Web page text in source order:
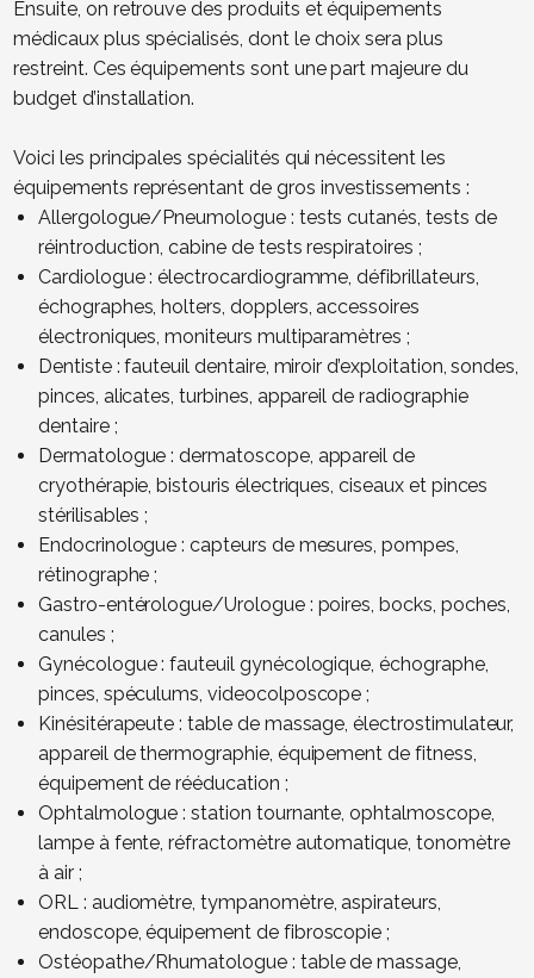
Ensuite, on retrouve des produits et équipements
médicaux plus spécialisés, dont le choix sera plus
restreint. Ces équipements sont une part majeure du
budget d’installation.
Voici les principales spécialités qui nécessitent les
équipements représentant de gros investissements :
Allergologue/Pneumologue : tests cutanés, tests de
réintroduction, cabine de tests respiratoires ;
Cardiologue : électrocardiogramme, défibrillateurs,
échographes, holters, dopplers, accessoires
électroniques, moniteurs multiparamètres ;
Dentiste : fauteuil dentaire, miroir d’exploitation, sondes,
pinces, alicates, turbines, appareil de radiographie
dentaire ;
Dermatologue : dermatoscope, appareil de
cryothérapie, bistouris électriques, ciseaux et pinces
stérilisables ;
Endocrinologue : capteurs de mesures, pompes,
rétinographe ;
Gastro-entérologue/Urologue : poires, bocks, poches,
canules ;
Gynécologue : fauteuil gynécologique, échographe,
pinces, spéculums, videocolposcope ;
Kinésitérapeute : table de massage, électrostimulateur,
appareil de thermographie, équipement de fitness,
équipement de rééducation ;
Ophtalmologue : station tournante, ophtalmoscope,
lampe à fente, réfractomètre automatique, tonomètre
à air ;
ORL : audiomètre, tympanomètre, aspirateurs,
endoscope, équipement de fibroscopie ;
Ostéopathe/Rhumatologue : table de massage,